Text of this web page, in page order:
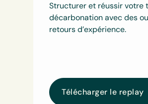
Structurer et réussir votre
décarbonation avec des
retours d’expérience.
Télécharger le replay